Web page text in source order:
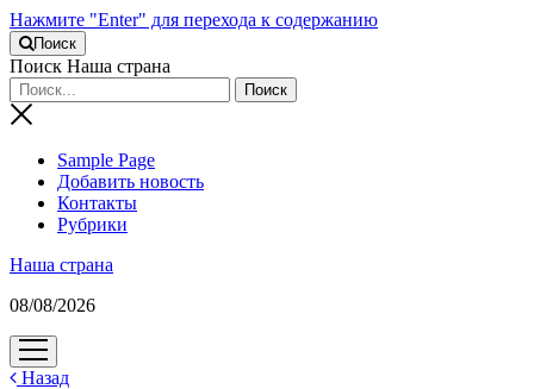
Нажмите "Enter" для перехода к содержанию
Поиск
Поиск Наша страна
Sample Page
Добавить новость
Контакты
Рубрики
Наша страна
08/08/2026
открыть
меню
Назад